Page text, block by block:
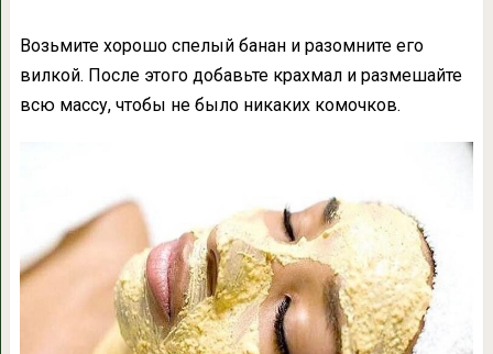
Возьмите хорошо спелый банан и разомните его
вилкой. После этого добавьте крахмал и размешайте
всю массу, чтобы не было никаких комочков.